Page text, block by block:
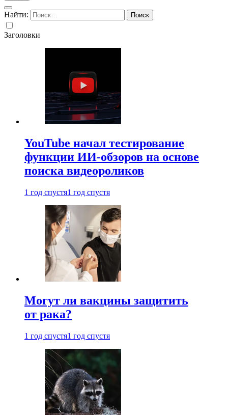
Найти:
Заголовки
YouTube начал тестирование
функции ИИ-обзоров на основе
поиска видеороликов
1 год спустя1 год спустя
Могут ли вакцины защитить
от рака?
1 год спустя1 год спустя